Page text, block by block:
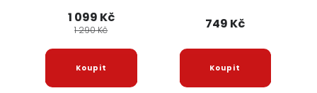
1 099 Kč
1 290 Kč 749 Kč